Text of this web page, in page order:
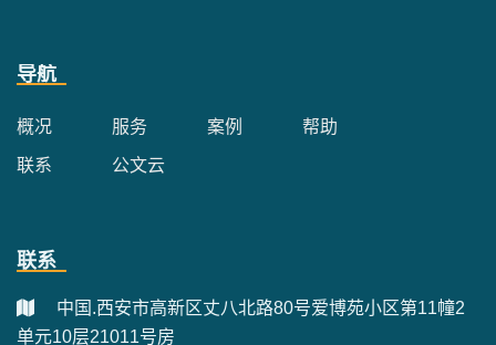
导航
概况 服务 案例 帮助
联系 公文云
联系
中国.西安市高新区丈八北路80号爱博苑小区第11幢2
单元10层21011号房